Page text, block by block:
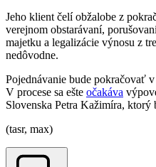
Jeho klient čelí obžalobe z
verejnom obstarávaní,
majetku a legalizácie výnosu z
nedôvodne.
Pojednávanie bude pokračovať
V procese sa ešte očakáva
Slovenska Petra Kažimíra,
(tasr, max)